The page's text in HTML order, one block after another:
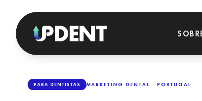
SOLUÇÕES ESTRATÉGICAS
PARA DENTISTAS MARKETING DENTAL · PORTUGAL